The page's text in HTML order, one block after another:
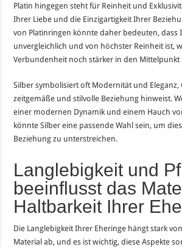
Platin hingegen steht für Reinheit und
Ihrer Liebe und die Einzigartigkeit Ihrer
von Platinringen könnte daher bedeuten, dass
unvergleichlich und von höchster Reinheit ist,
Verbundenheit noch stärker in den Mittelpunkt
Silber symbolisiert oft Modernität und Eleganz,
zeitgemäße und stilvolle Beziehung hinweist.
einer modernen Dynamik und einem Hauch
könnte Silber eine passende Wahl sein, um
Beziehung zu unterstreichen.
Langlebigkeit und
beeinflusst das
Haltbarkeit Ihrer
Die Langlebigkeit Ihrer Eheringe hängt stark
Material ab, und es ist wichtig, diese Aspekte